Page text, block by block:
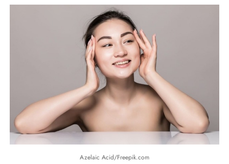
Azelaic Acid/Freepik.com